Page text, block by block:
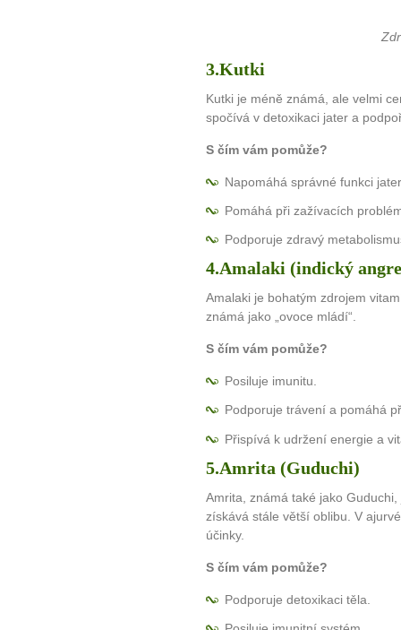
10 tipů
...
Jak mít více energie
Jak být šťastnější
3.Kutki
Kutki je méně známá, ale velmi
spočívá v detoxikaci jater a
S čím vám pomůže?
Napomáhá správné funkci
Pomáhá při zažívacích
Podporuje zdravý
4.Amalaki (indický
Amalaki je bohatým zdrojem
známá jako „ovoce mládí“.
S čím vám pomůže?
Posiluje imunitu.
Podporuje trávení a pomáhá
Přispívá k udržení energie a
5.Amrita (Guduchi)
Amrita, známá také jako
získává stále větší oblibu. V
účinky.
S čím vám pomůže?
Podporuje detoxikaci těla.